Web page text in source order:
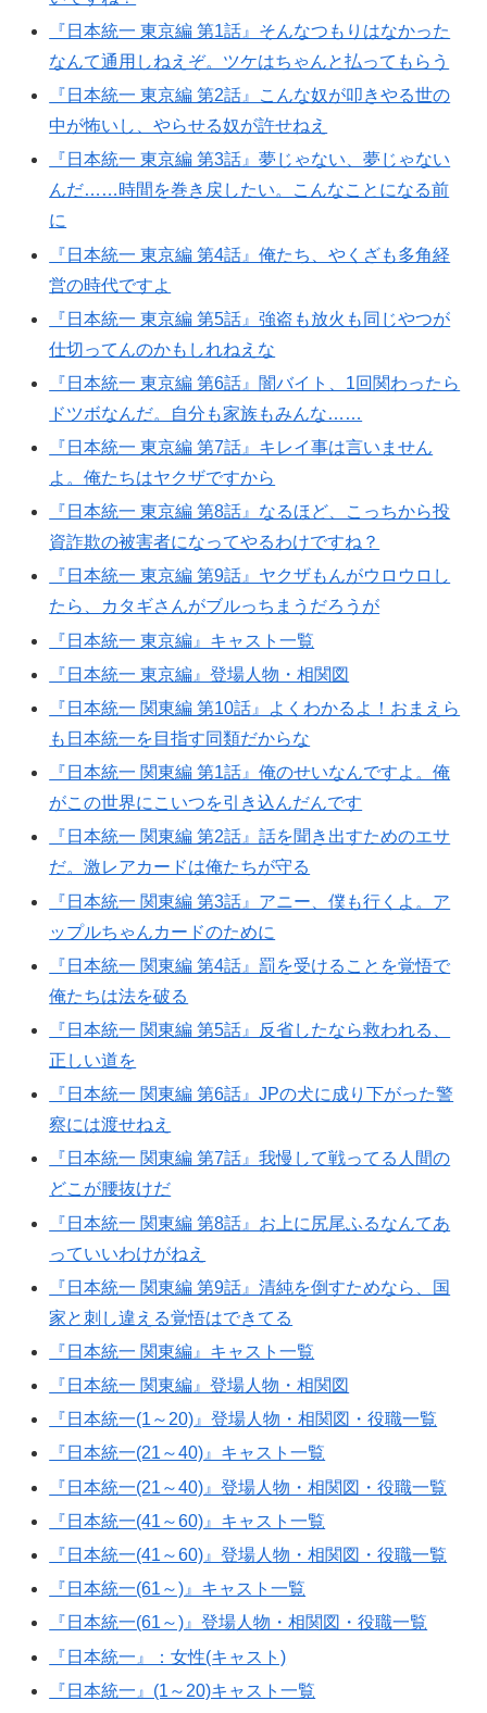
『日本統一 東京編 第1話』そんなつもりはなかった
なんて通用しねえぞ。ツケはちゃんと払ってもらう
『日本統一 東京編 第2話』こんな奴が叩きやる世の
中が怖いし、やらせる奴が許せねえ
『日本統一 東京編 第3話』夢じゃない、夢じゃない
んだ……時間を巻き戻したい。こんなことになる前
に
『日本統一 東京編 第4話』俺たち、やくざも多角経
営の時代ですよ
『日本統一 東京編 第5話』強盗も放火も同じやつが
仕切ってんのかもしれねえな
『日本統一 東京編 第6話』闇バイト、1回関わったら
ドツボなんだ。自分も家族もみんな……
『日本統一 東京編 第7話』キレイ事は言いません
よ。俺たちはヤクザですから
『日本統一 東京編 第8話』なるほど、こっちから投
資詐欺の被害者になってやるわけですね？
『日本統一 東京編 第9話』ヤクザもんがウロウロし
たら、カタギさんがブルっちまうだろうが
『日本統一 東京編』キャスト一覧
『日本統一 東京編』登場人物・相関図
『日本統一 関東編 第10話』よくわかるよ！おまえら
も日本統一を目指す同類だからな
『日本統一 関東編 第1話』俺のせいなんですよ。俺
がこの世界にこいつを引き込んだんです
『日本統一 関東編 第2話』話を聞き出すためのエサ
だ。激レアカードは俺たちが守る
『日本統一 関東編 第3話』アニー、僕も行くよ。ア
ップルちゃんカードのために
『日本統一 関東編 第4話』罰を受けることを覚悟で
俺たちは法を破る
『日本統一 関東編 第5話』反省したなら救われる、
正しい道を
『日本統一 関東編 第6話』JPの犬に成り下がった警
察には渡せねえ
『日本統一 関東編 第7話』我慢して戦ってる人間の
どこが腰抜けだ
『日本統一 関東編 第8話』お上に尻尾ふるなんてあ
っていいわけがねえ
『日本統一 関東編 第9話』清純を倒すためなら、国
家と刺し違える覚悟はできてる
『日本統一 関東編』キャスト一覧
『日本統一 関東編』登場人物・相関図
『日本統一(1～20)』登場人物・相関図・役職一覧
『日本統一(21～40)』キャスト一覧
『日本統一(21～40)』登場人物・相関図・役職一覧
『日本統一(41～60)』キャスト一覧
『日本統一(41～60)』登場人物・相関図・役職一覧
『日本統一(61～)』キャスト一覧
『日本統一(61～)』登場人物・相関図・役職一覧
『日本統一』：女性(キャスト)
『日本統一』(1～20)キャスト一覧